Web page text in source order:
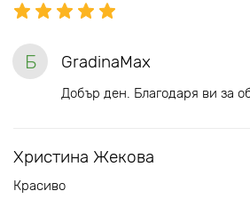
Б GradinaMax
Добър ден. Благодаря ви за
Христина Жекова
Красиво